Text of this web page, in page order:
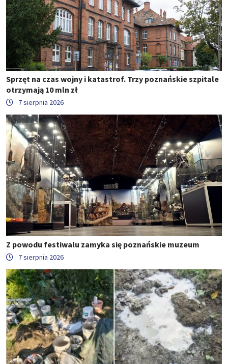
Sprzęt na czas wojny i katastrof. Trzy poznańskie szpitale
otrzymają 10 mln zł
7 sierpnia 2026
Z powodu festiwalu zamyka się poznańskie muzeum
7 sierpnia 2026